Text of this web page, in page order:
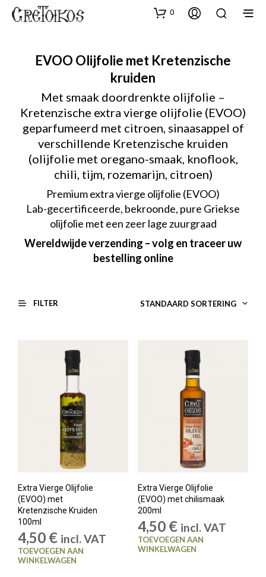
0
EVOO Olijfolie met Kretenzische
kruiden
Met smaak doordrenkte olijfolie –
Kretenzische extra vierge olijfolie (EVOO)
geparfumeerd met citroen, sinaasappel of
verschillende Kretenzische kruiden
(olijfolie met oregano-smaak, knoflook,
chili, tijm, rozemarijn, citroen)
Premium extra vierge olijfolie (EVOO)
Lab-gecertificeerde, bekroonde, pure Griekse
olijfolie met een zeer lage zuurgraad
Wereldwijde verzending – volg en traceer uw
bestelling online
FILTER STANDAARD SORTERING
Extra Vierge Olijfolie
(EVOO) met
Kretenzische Kruiden
100ml
4,50 € incl. VAT
TOEVOEGEN AAN
WINKELWAGEN
Extra Vierge Olijfolie
(EVOO) met chilismaak
200ml
4,50 € incl. VAT
TOEVOEGEN AAN
WINKELWAGEN